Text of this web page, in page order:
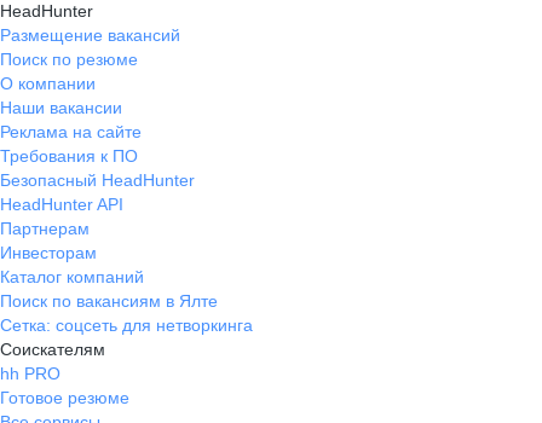
HeadHunter
Размещение вакансий
Поиск по резюме
О компании
Наши вакансии
Реклама на сайте
Требования к ПО
Безопасный HeadHunter
HeadHunter API
Партнерам
Инвесторам
Каталог компаний
Поиск по вакансиям в Ялте
Сетка: соцсеть для нетворкинга
Соискателям
hh PRO
Готовое резюме